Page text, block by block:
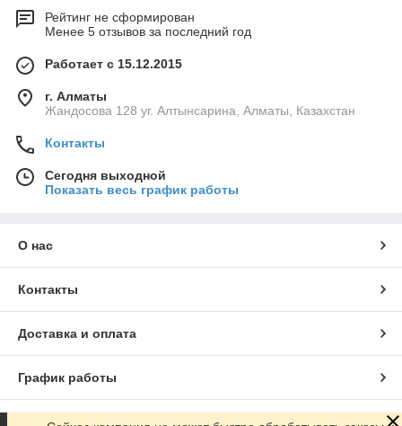
Рейтинг не сформирован
Менее 5 отзывов за последний год
Работает с 15.12.2015
г. Алматы
Жандосова 128 уг. Алтынсарина, Алматы, Казахстан
Контакты
Сегодня выходной
Показать весь график работы
О нас
Контакты
Доставка и оплата
График работы
Полная версия сайта